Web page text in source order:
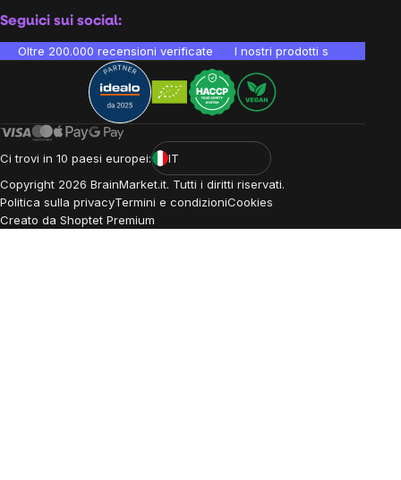
Seguici sui social:
Oltre 200.000 recensioni verificate I nostri prodotti sono testati
Ci trovi in 10 paesi europei:
IT
Copyright 2026 BrainMarket.it. Tutti i diritti riservati.
Politica sulla privacyTermini e condizioniCookies
Creato da Shoptet Premium